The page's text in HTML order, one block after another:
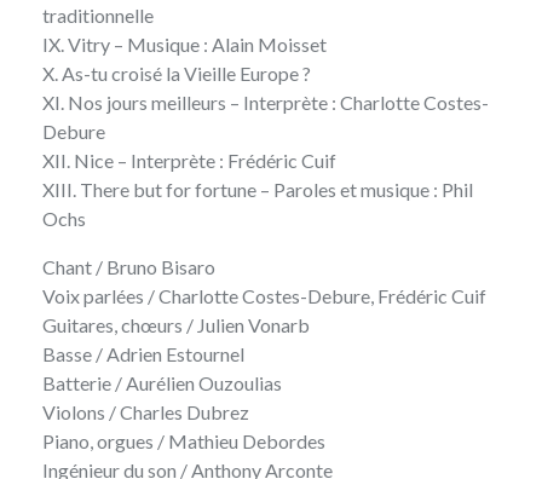
traditionnelle
IX. Vitry – Musique : Alain Moisset
X. As-tu croisé la Vieille Europe ?
XI. Nos jours meilleurs – Interprète : Charlotte Costes-
Debure
XII. Nice – Interprète : Frédéric Cuif
XIII. There but for fortune – Paroles et musique : Phil
Ochs
Chant / Bruno Bisaro
Voix parlées / Charlotte Costes-Debure, Frédéric Cuif
Guitares, chœurs / Julien Vonarb
Basse / Adrien Estournel
Batterie / Aurélien Ouzoulias
Violons / Charles Dubrez
Piano, orgues / Mathieu Debordes
Ingénieur du son / Anthony Arconte